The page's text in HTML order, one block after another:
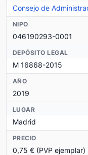
Consejo de
NIPO
046190293-0001
DEPÓSITO LEGAL
M 16868-2015
AÑO
2019
LUGAR
Madrid
PRECIO
0,75 € (PVP ejemplar)